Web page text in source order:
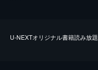
U-NEXTオリジナル書籍読み放題